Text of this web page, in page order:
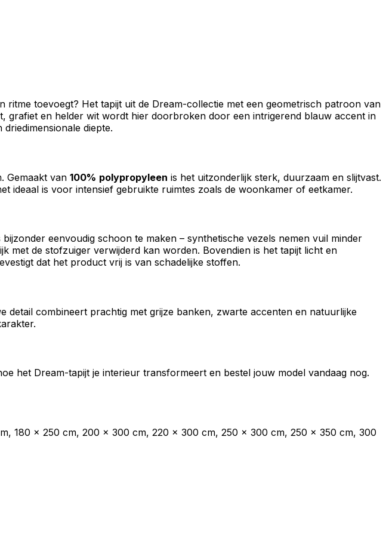
toevoegt? Het tapijt uit de Dream-collectie met een geometrisch patroon van
grafiet en helder wit wordt hier doorbroken door een intrigerend blauw accent in
diepte.
Gemaakt van 100% polypropyleen is het uitzonderlijk sterk, duurzaam en slijtvast.
ideaal is voor intensief gebruikte ruimtes zoals de woonkamer of eetkamer.
eenvoudig schoon te maken – synthetische vezels nemen vuil minder
met de stofzuiger verwijderd kan worden. Bovendien is het tapijt licht en
dat het product vrij is van schadelijke stoffen.
combineert prachtig met grijze banken, zwarte accenten en natuurlijke
het Dream-tapijt je interieur transformeert en bestel jouw model vandaag nog.
180 x 250 cm, 200 x 300 cm, 220 x 300 cm, 250 x 300 cm, 250 x 350 cm, 300